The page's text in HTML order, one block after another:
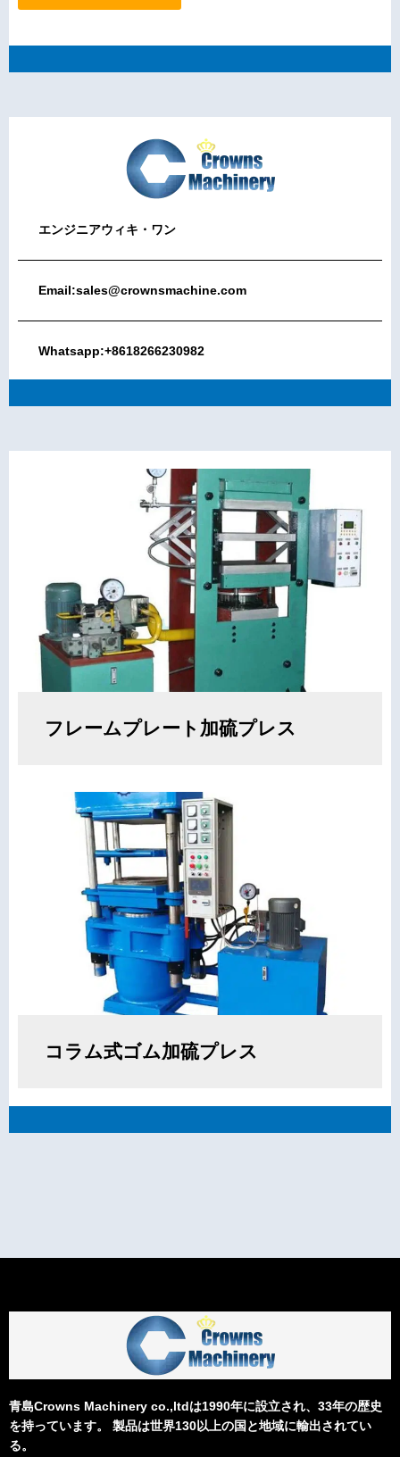
エンジニアウィキ・ワン
Email:sales@crownsmachine.com
Whatsapp:+8618266230982
フレームプレート加硫プレス
コラム式ゴム加硫プレス
青島Crowns Machinery co.,ltdは1990年に設立され、33年の歴史
を持っています。 製品は世界130以上の国と地域に輸出されてい
る。